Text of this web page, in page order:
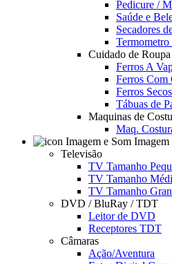
Pedicure /
Saúde e
Secadores
Cuidado de Roupa
Ferros A
Ferros Com
Ferros Secos
Tábuas de
Maquinas de
Maq.
Imagem
Televisão
TV Tamanho
TV Tamanho
TV Tamanho
DVD / BluRay / TDT
Leitor de DVD
Receptores TDT
Câmaras
Ação/Aventura